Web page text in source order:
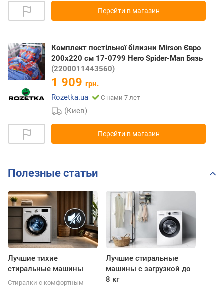
Перейти в магазин
Комплект постільної білизни Mirson Євро
200х220 см 17-0799 Hero Spider-Man Бязь
(2200011443560)
1 909 грн.
Rozetka.ua
С нами 7 лет
(Киев)
Перейти в магазин
Полезные статьи
Лучшие тихие
стиральные машины
Стиралки с комфортным
Лучшие стиральные
машины с загрузкой до
8 кг